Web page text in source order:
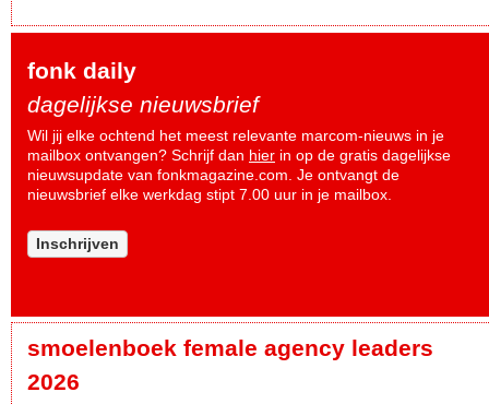
fonk daily
dagelijkse nieuwsbrief
Wil jij elke ochtend het meest relevante marcom-nieuws in je
mailbox ontvangen? Schrijf dan hier in op de gratis dagelijkse
nieuwsupdate van fonkmagazine.com. Je ontvangt de
nieuwsbrief elke werkdag stipt 7.00 uur in je mailbox.
Inschrijven
smoelenboek female agency leaders
2026